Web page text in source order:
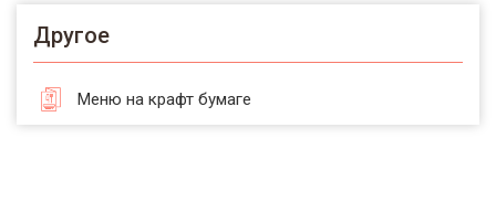
Другое
Меню на крафт бумаге